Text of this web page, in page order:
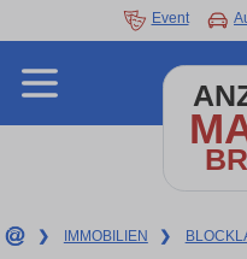
Event
❯ IMMOBILIEN ❯